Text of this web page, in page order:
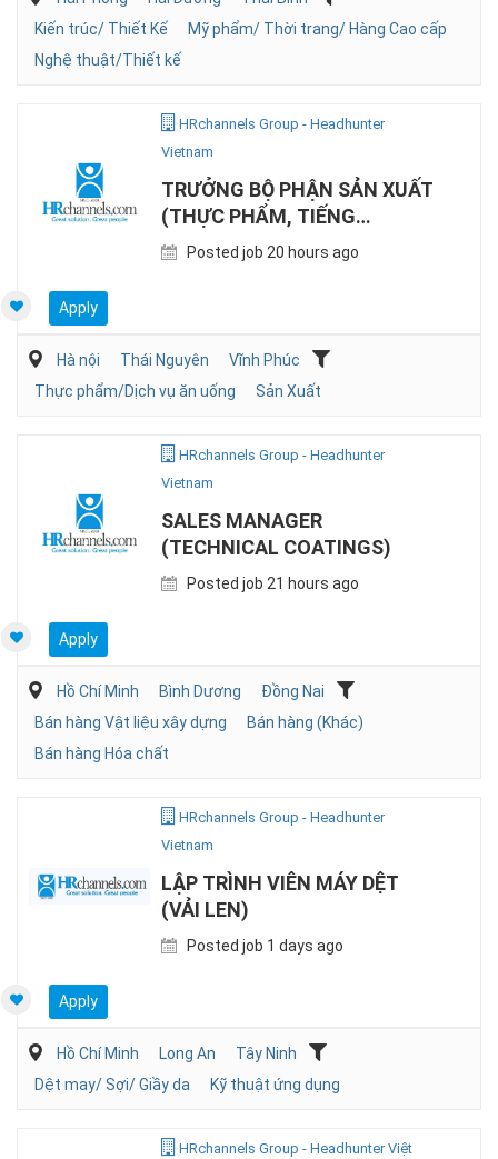
Kiến trúc/ Thiết Kế
Mỹ phẩm/ Thời trang/ Hàng Cao cấp
Nghệ thuật/Thiết kế
HRchannels Group - Headhunter
Vietnam
TRƯỞNG BỘ PHẬN SẢN XUẤT
(THỰC PHẨM, TIẾNG
ANH/NHẬT)
Posted job 20 hours ago
Apply
Hà nội Thái Nguyên
Vĩnh Phúc
Thực phẩm/Dịch vụ ăn uống
Sản Xuất
HRchannels Group - Headhunter
Vietnam
SALES MANAGER
(TECHNICAL COATINGS)
Posted job 21 hours ago
Apply
Hồ Chí Minh Bình Dương
Đồng Nai
Bán hàng Vật liệu xây dựng
Bán hàng (Khác)
Bán hàng Hóa chất
HRchannels Group - Headhunter
Vietnam
LẬP TRÌNH VIÊN MÁY DỆT
(VẢI LEN)
Posted job 1 days ago
Apply
Hồ Chí Minh Long An
Tây Ninh
Dệt may/ Sợi/ Giầy da
Kỹ thuật ứng dụng
HRchannels Group - Headhunter Việt